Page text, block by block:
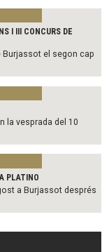
I III CONCURS DE
Burjassot el segon cap
la vesprada del 10
PLATINO
a Burjassot després